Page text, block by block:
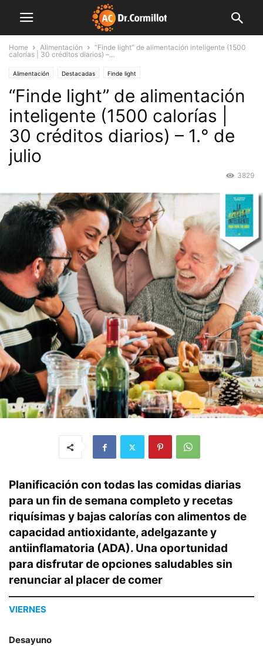
Home Alimentación
“Finde light” de alimentación inteligente (1500
calorías | 30 créditos diarios) –...
Alimentación Destacadas Finde light
“Finde light” de alimentación
inteligente (1500 calorías |
30 créditos diarios) – 1.° de
julio
3829
Planificación con todas las comidas diarias
para un fin de semana completo y recetas
riquísimas y bajas calorías con alimentos de
capacidad antioxidante, adelgazante y
antiinflamatoria (ADA). Una oportunidad
para disfrutar de opciones saludables sin
renunciar al placer de comer
VIERNES
Desayuno